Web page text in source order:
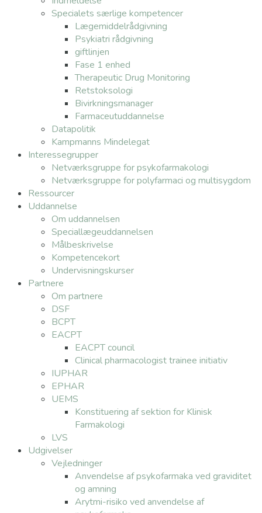
Specialets særlige kompetencer
Lægemiddelrådgivning
Psykiatri rådgivning
giftlinjen
Fase 1 enhed
Therapeutic Drug Monitoring
Retstoksologi
Bivirkningsmanager
Farmaceutuddannelse
Datapolitik
Kampmanns Mindelegat
Interessegrupper
Netværksgruppe for psykofarmakologi
Netværksgruppe for polyfarmaci og multisygdom
Ressourcer
Uddannelse
Om uddannelsen
Speciallægeuddannelsen
Målbeskrivelse
Kompetencekort
Undervisningskurser
Partnere
Om partnere
DSF
BCPT
EACPT
EACPT council
Clinical pharmacologist trainee initiativ
IUPHAR
EPHAR
UEMS
Konstituering af sektion for Klinisk
Farmakologi
LVS
Udgivelser
Vejledninger
Anvendelse af psykofarmaka ved graviditet
og amning
Arytmi-risiko ved anvendelse af